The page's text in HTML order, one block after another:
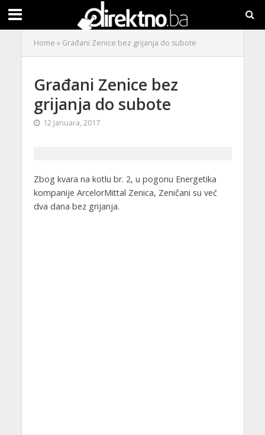
Home » Građani Zenice bez grijanja do subote
Građani Zenice bez
grijanja do subote
12 Januara, 2017
Zbog kvara na kotlu br. 2, u pogonu Energetika
kompanije ArcelorMittal Zenica, Zeničani su već
dva dana bez grijanja.